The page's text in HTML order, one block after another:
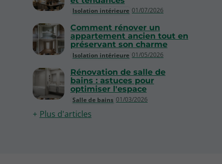
Isolation intérieure 01/07/2026
Isolation intérieure 01/05/2026
Comment rénover un
appartement ancien tout en
préservant son charme
Salle de bains 01/03/2026
Rénovation de salle de
bains : astuces pour
optimiser l'espace
Plus d'articles